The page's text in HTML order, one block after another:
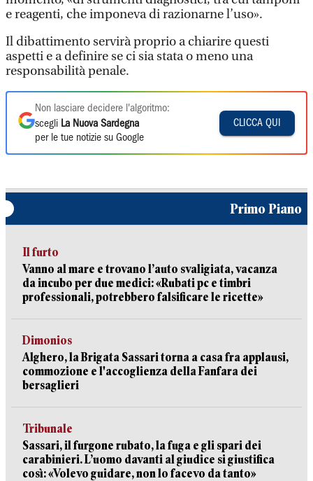
e reagenti, che imponeva di razionarne l’uso».
Il dibattimento servirà proprio a chiarire questi
aspetti e a definire se ci sia stata o meno una
responsabilità penale.
Non lasciare decidere l'algoritmo:
scegli La Nuova Sardegna
per le tue notizie su Google
CLICCA QUI
Primo Piano
Il furto
Vanno al mare e trovano l’auto svaligiata, vacanza
da incubo per due medici: «Rubati pc e timbri
professionali, potrebbero falsificare le ricette»
Dimonios
Alghero, la Brigata Sassari torna a casa fra applausi,
commozione e l'accoglienza della Fanfara dei
bersaglieri
Tribunale
Sassari, il furgone rubato, la fuga e gli spari dei
carabinieri. L’uomo davanti al giudice si giustifica
così: «Volevo guidare, non lo facevo da tanto»